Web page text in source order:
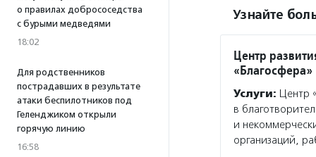
о правилах добрососедства
с бурыми медведями
18:02
Для родственников
пострадавших в результате
атаки беспилотников под
Геленджиком открыли
горячую линию
16:58
Узнайте
Центр
«Благосфера»
Услуги: Центр
в
и
организаций,